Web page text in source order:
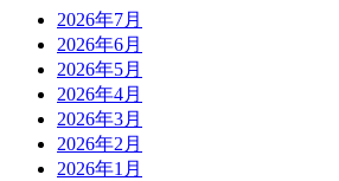
2026年7月
2026年6月
2026年5月
2026年4月
2026年3月
2026年2月
2026年1月